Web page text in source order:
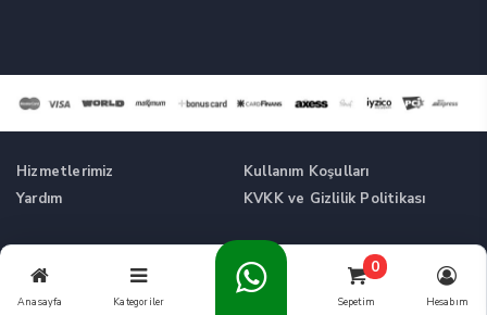
Anasayfa Kategoriler
0
Sepetim Hesabım
Hizmetlerimiz
Kullanım Koşulları
Yardım
KVKK ve Gizlilik Politikası
Tüm Hakları Saklıdır. © Cinsel Güç Artırıcı Takviyeler -
Cikolatalikahve.com